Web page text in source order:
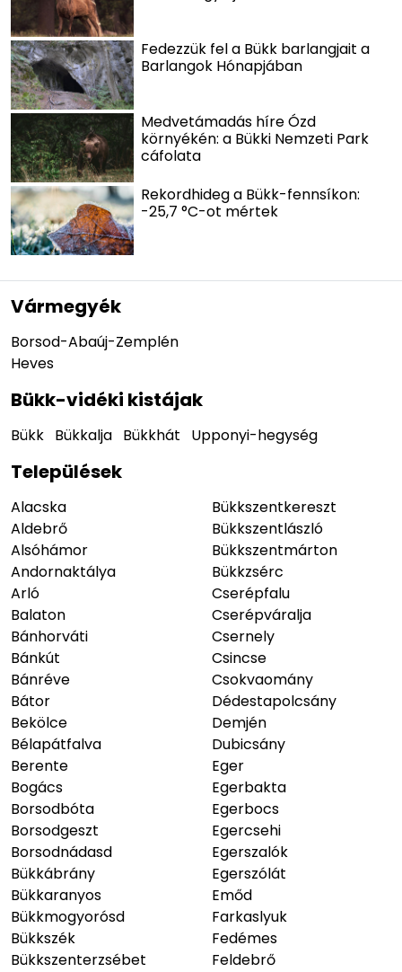
Fedezzük fel a Bükk barlangjait a
Barlangok Hónapjában
Medvetámadás híre Ózd
környékén: a Bükki Nemzeti Park
cáfolata
Rekordhideg a Bükk-fennsíkon:
-25,7 °C-ot mértek
Vármegyék
Borsod-Abaúj-Zemplén
Heves
Bükk-vidéki kistájak
Bükk Bükkalja Bükkhát Upponyi-hegység
Települések
Alacska
Aldebrő
Alsóhámor
Andornaktálya
Arló
Balaton
Bánhorváti
Bánkút
Bánréve
Bátor
Bekölce
Bélapátfalva
Berente
Bogács
Borsodbóta
Borsodgeszt
Borsodnádasd
Bükkábrány
Bükkaranyos
Bükkmogyorósd
Bükkszék
Bükkszenterzsébet
Bükkszentkereszt
Bükkszentlászló
Bükkszentmárton
Bükkzsérc
Cserépfalu
Cserépváralja
Csernely
Csincse
Csokvaomány
Dédestapolcsány
Demjén
Dubicsány
Eger
Egerbakta
Egerbocs
Egercsehi
Egerszalók
Egerszólát
Emőd
Farkaslyuk
Fedémes
Feldebrő